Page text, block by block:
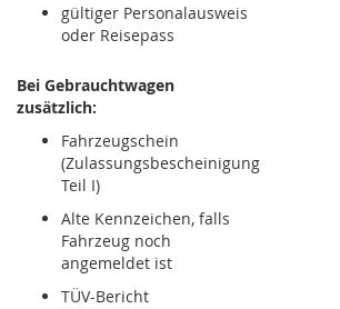
gültiger Personalausweis
oder Reisepass
Bei Gebrauchtwagen
zusätzlich:
Fahrzeugschein
(Zulassungsbescheinigung
Teil I)
Alte Kennzeichen, falls
Fahrzeug noch
angemeldet ist
TÜV-Bericht